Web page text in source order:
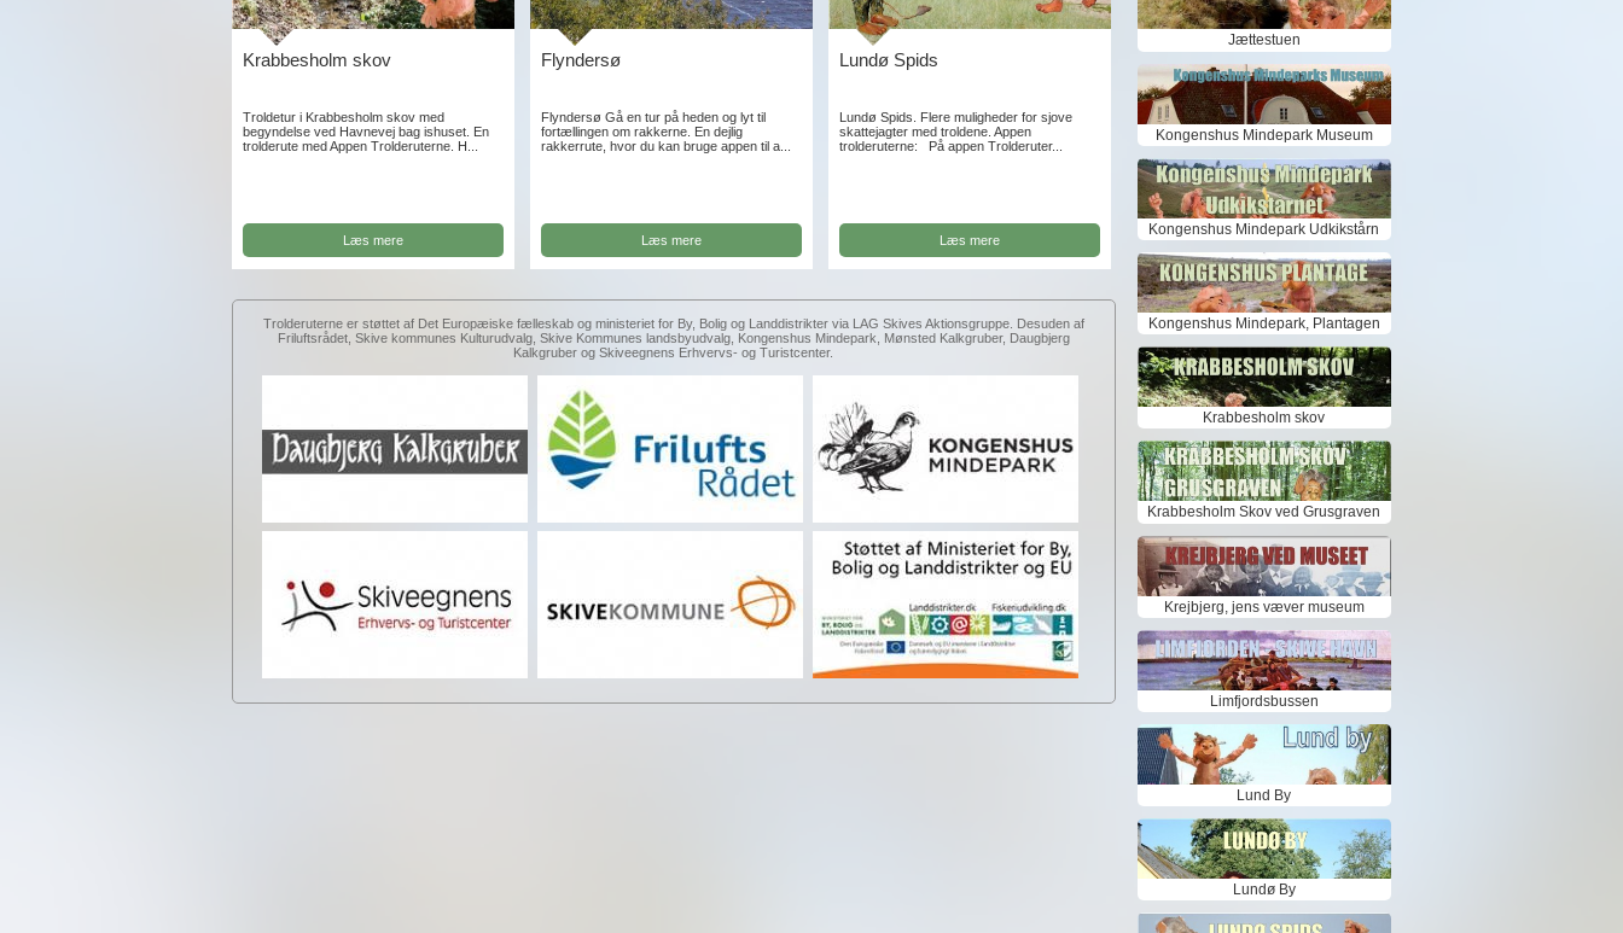
Krabbesholm skov
Troldetur i Krabbesholm skov med
begyndelse ved Havnevej bag ishuset. En
trolderute med Appen Trolderuterne. H...
Læs mere
Flyndersø
Flyndersø Gå en tur på heden og lyt til
fortællingen om rakkerne. En dejlig
rakkerrute, hvor du kan bruge appen til a...
Læs mere
Lundø Spids
Lundø Spids. Flere muligheder for sjove
skattejagter med troldene. Appen
trolderuterne: På appen Trolderuter...
Læs mere
Trolderuterne er støttet af Det Europæiske fælleskab og ministeriet for By, Bolig og Landdistrikter via LAG Skives Aktionsgruppe. Desuden af
Friluftsrådet, Skive kommunes Kulturudvalg, Skive Kommunes landsbyudvalg, Kongenshus Mindepark, Mønsted Kalkgruber, Daugbjerg
Kalkgruber og Skiveegnens Erhvervs- og Turistcenter.
Jættestuen
Kongenshus Mindepark Museum
Kongenshus Mindepark Udkikstårn
Kongenshus Mindepark, Plantagen
Krabbesholm skov
Krabbesholm Skov ved Grusgraven
Krejbjerg, jens væver museum
Limfjordsbussen
Lund By
Lundø By